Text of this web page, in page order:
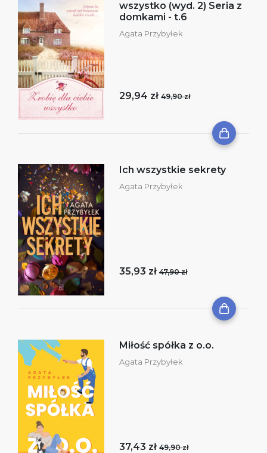
wszystko (wyd. 2) Seria z
domkami - t.6
Agata Przybyłek
29,94 zł 49,90 zł
Ich wszystkie sekrety
Agata Przybyłek
35,93 zł 47,90 zł
Miłość spółka z o.o.
Agata Przybyłek
37,43 zł 49,90 zł